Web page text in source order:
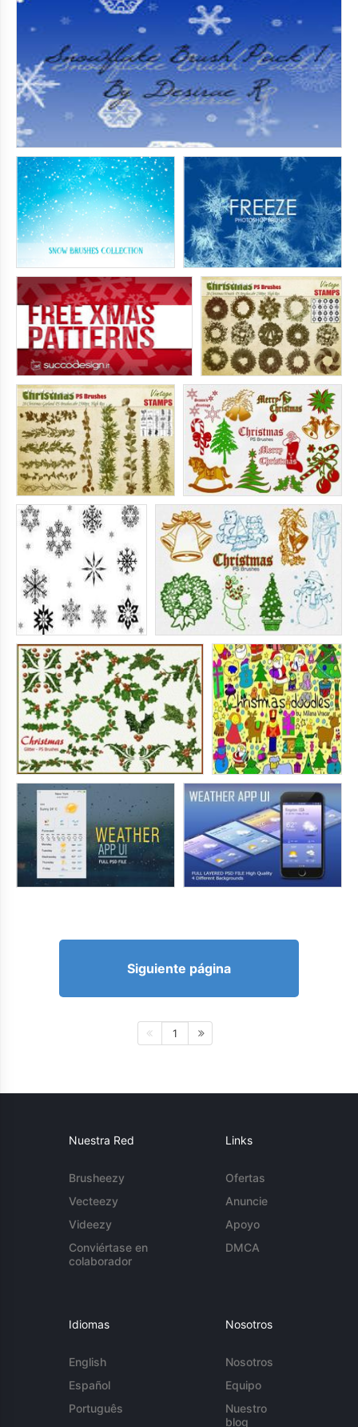
Siguiente página
1
Nuestra Red
Brusheezy
Vecteezy
Videezy
Conviértase en
colaborador
Links
Ofertas
Anuncie
Apoyo
DMCA
Idiomas
English
Español
Português
Nosotros
Nosotros
Equipo
Nuestro
blog